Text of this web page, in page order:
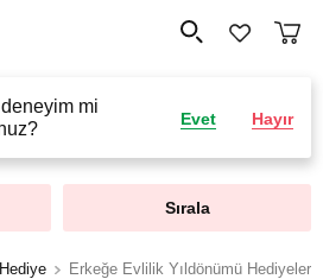
mi
Evet Hayır
Sırala
Erkeğe Evlilik Yıldönümü Hediyeleri